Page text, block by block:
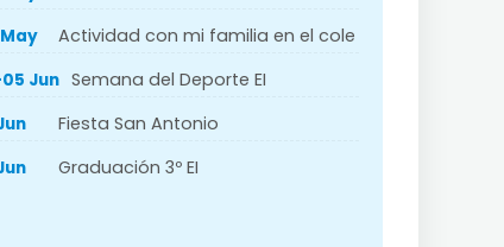
Actividad con mi familia en el cole
Jun Semana del Deporte EI
Fiesta San Antonio
Graduación 3º EI